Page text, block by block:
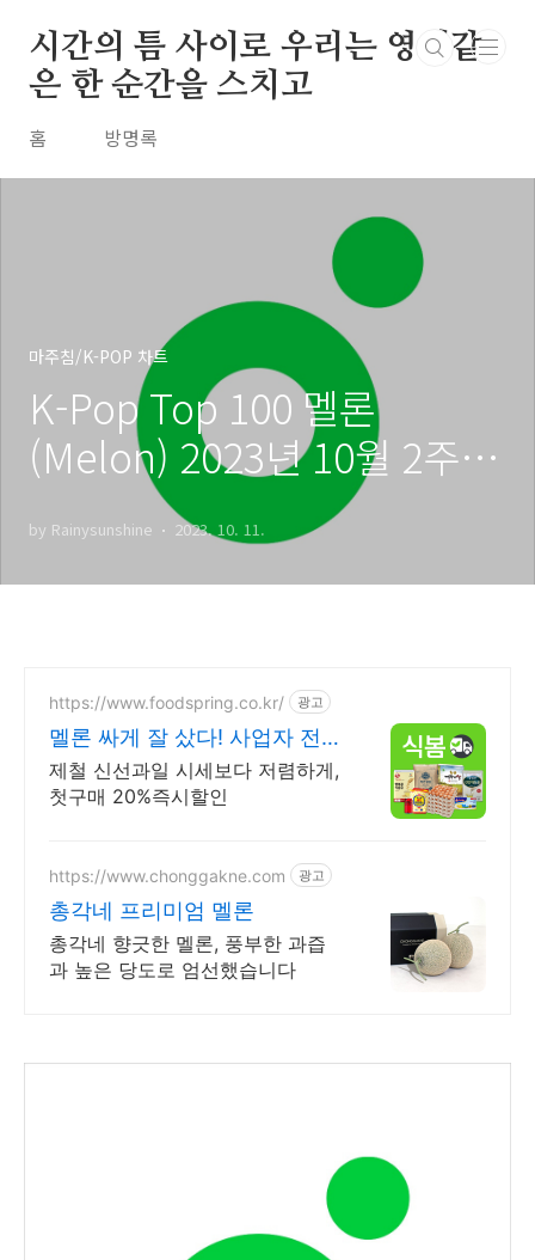
시간의 틈 사이로 우리는 영원같
은 한 순간을 스치고
홈 방명록
마주침/K-POP 차트
K-Pop Top 100 멜론
(Melon) 2023년 10월 2주차
주간 차트 20231008
by Rainysunshine 2023. 10. 11.
https://www.foodspring.co.kr/ 광고
멜론 싸게 잘 샀다! 사업자 전용
특가
제철 신선과일 시세보다 저렴하게,
첫구매 20%즉시할인
https://www.chonggakne.com 광고
총각네 프리미엄 멜론
총각네 향긋한 멜론, 풍부한 과즙
과 높은 당도로 엄선했습니다